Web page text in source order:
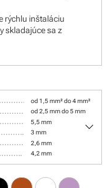
rýchlu inštaláciu
skladajúce sa z
od 1,5 mm² do 4 mm²
od 2,5 mm do 5 mm
5,5 mm
3 mm
2,6 mm
4,2 mm
keyboard_arrow_down